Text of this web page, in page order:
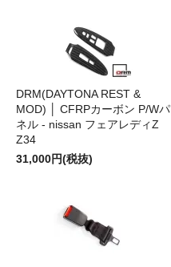
DRM(DAYTONA REST &
MOD) │ CFRPカーボン P/Wパ
ネル - nissan フェアレディZ
Z34
31,000円(税抜)